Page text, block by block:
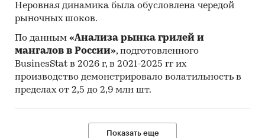
Неровная динамика была обусловлена чередой
рыночных шоков.
По данным «Анализа рынка грилей и
мангалов в России», подготовленного
BusinesStat в 2026 г, в 2021-2025 гг их
производство демонстрировало волатильность в
пределах от 2,5 до 2,9 млн шт.
Показать еще